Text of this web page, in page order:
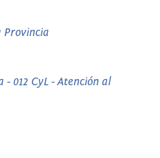
Provincia
012 CyL - Atención al